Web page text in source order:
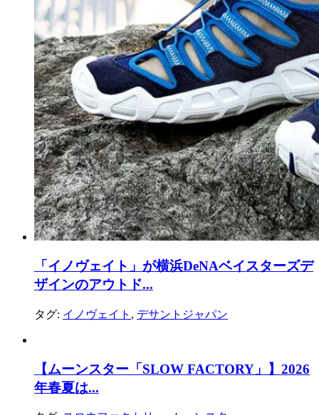
「イノヴェイト」が横浜DeNAベイスターズデ
ザインのアウトド...
タグ: イノヴェイト , デサントジャパン
【ムーンスター「SLOW FACTORY」】2026
年春夏は...